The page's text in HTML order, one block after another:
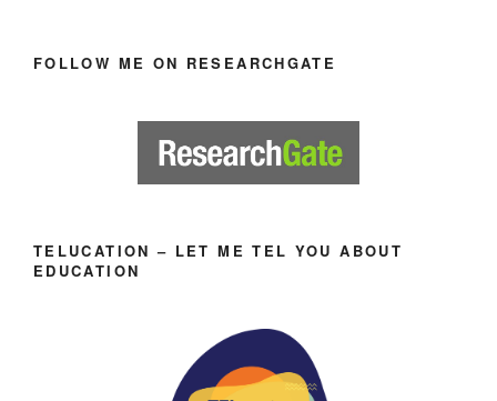
FOLLOW ME ON RESEARCHGATE
TELUCATION – LET ME TEL YOU ABOUT
EDUCATION